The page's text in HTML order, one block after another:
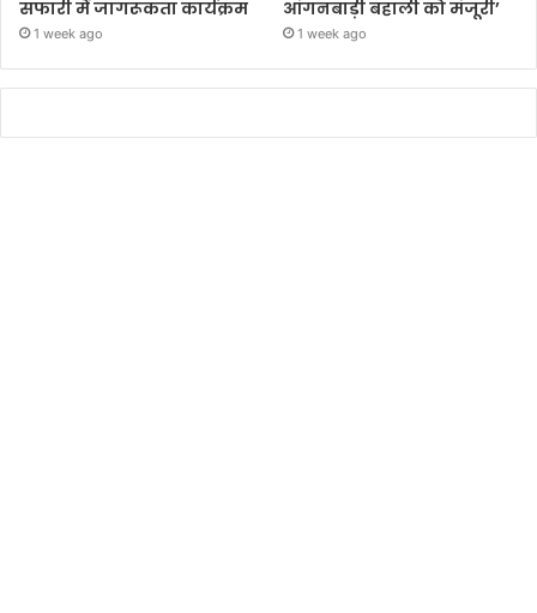
सफारी में जागरूकता कार्यक्रम
1 week ago
आंगनबाड़ी बहाली को मंजूरी’
1 week ago